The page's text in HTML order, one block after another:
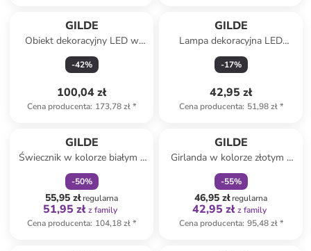
GILDE
Obiekt dekoracyjny LED w
kolorze jasnobrązowo-białym
- 10,5 x Ø 16,5 cm
-42%
100,04 zł
Cena producenta: 173,78 zł*
GILDE
Lampa dekoracyjna LED
"Salto" w kolorze białym - 8,5
x 15 x 11 cm
-17%
42,95 zł
Cena producenta: 51,98 zł*
GILDE
Świecznik w kolorze białym -
wys. 18,5 cm
-50%
55,95 złregularna
51,95 zł z family
Cena producenta: 104,18 zł*
GILDE
Girlanda w kolorze złotym -
20 x 104 cm
-55%
46,95 złregularna
42,95 zł z family
Cena producenta: 95,48 zł*